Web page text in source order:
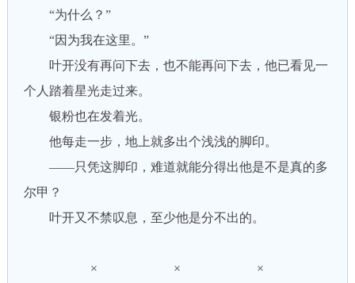
“为什么？”
“因为我在这里。”
叶开没有再问下去，也不能再问下去，他已看见一
个人踏着星光走过来。
银粉也在发着光。
他每走一步，地上就多出个浅浅的脚印。
——只凭这脚印，难道就能分得出他是不是真的多
尔甲？
叶开又不禁叹息，至少他是分不出的。
× × ×